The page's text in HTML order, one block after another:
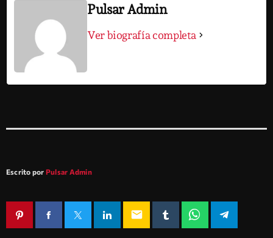
Pulsar Admin
Ver biografía completa
Escrito por Pulsar Admin
email